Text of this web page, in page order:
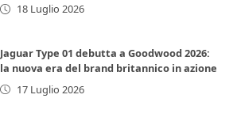
18 Luglio 2026
Jaguar Type 01 debutta a Goodwood 2026:
la nuova era del brand britannico in azione
17 Luglio 2026